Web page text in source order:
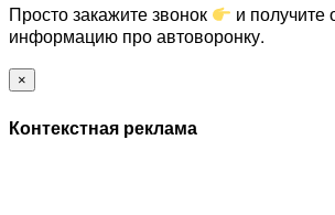
Просто закажите звонок
и получите
информацию про автоворонку.
×
Контекстная реклама